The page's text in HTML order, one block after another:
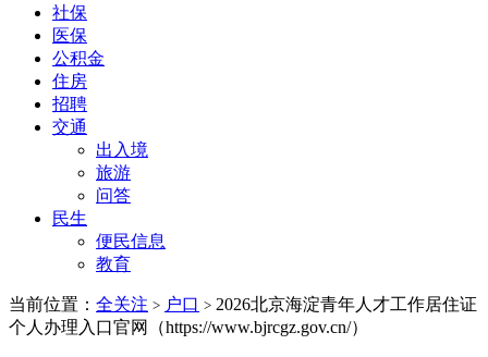
社保
医保
公积金
住房
招聘
交通
出入境
旅游
问答
民生
便民信息
教育
当前位置： 全关注 > 户口 > 2026北京海淀青年人才工作居住证
个人办理入口官网（https://www.bjrcgz.gov.cn/）